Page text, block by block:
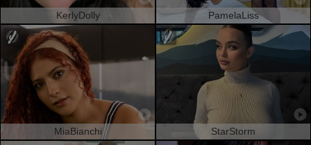
KerlyDolly PamelaLiss
MiaBianchi StarStorm